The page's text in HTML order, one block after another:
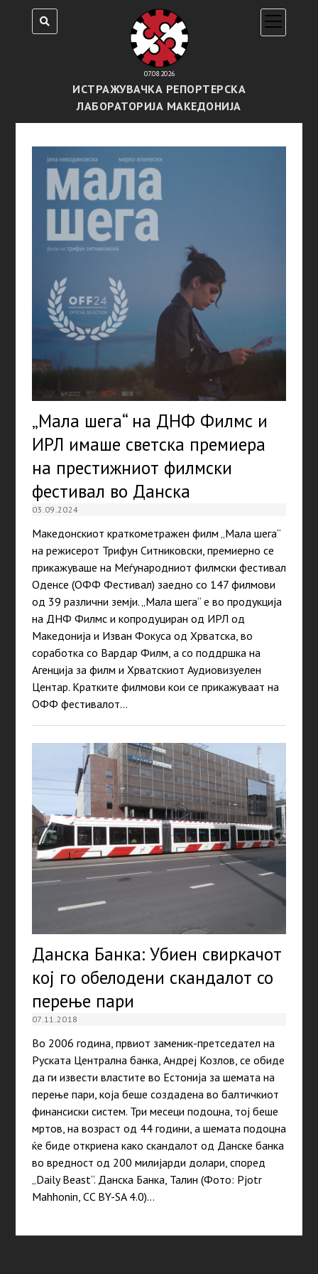
07.08.2026
ИСТРАЖУВАЧКА РЕПОРТЕРСКА
ЛАБОРАТОРИЈА МАКЕДОНИЈА
open
menu
„Мала шега“ на ДНФ Филмс и
ИРЛ имаше светска премиера
на престижниот филмски
фестивал во Данска
03.09.2024
Македонскиот краткометражен филм „Мала шега“
на режисерот Трифун Ситниковски, премиерно се
прикажуваше на Меѓународниот филмски фестивал
Оденсе (ОФФ Фестивал) заедно со 147 филмови
од 39 различни земји. „Мала шега“ е во продукција
на ДНФ Филмс и копродуциран од ИРЛ од
Македонија и Изван Фокуса од Хрватска, во
соработка со Вардар Филм, а со поддршка на
Агенција за филм и Хрватскиот Аудиовизуелен
Центар. Кратките филмови кои се прикажуваат на
ОФФ фестивалот…
Данска Банка: Убиен свиркачот
кој го обелодени скандалот со
перење пари
07.11.2018
Во 2006 година, првиот заменик-претседател на
Руската Централна банка, Андреј Козлов, се обиде
да ги извести властите во Естонија за шемата на
перење пари, која беше создадена во балтичкиот
финансиски систем. Три месеци подоцна, тој беше
мртов, на возраст од 44 години, а шемата подоцна
ќе биде откриена како скандалот од Данске банка
во вредност од 200 милијарди долари, според
„Daily Beast“. Данска Банка, Талин (Фото: Pjotr
Mahhonin, CC BY-SA 4.0)…